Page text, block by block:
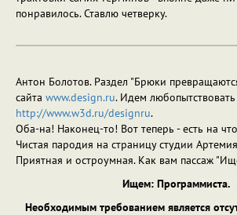
понравилось. Ставлю четверку.
Антон Болотов. Раздел "Брюки
сайта www.design.ru. Идем любопытствовать
http://www.w3d.ru/designru.
Оба-на! Наконец-то! Вот теперь - есть на
Чистая пародия на страницу студии
Приятная и остроумная. Как вам пассаж
Ищем: Программиста.
Необходимым требованием является